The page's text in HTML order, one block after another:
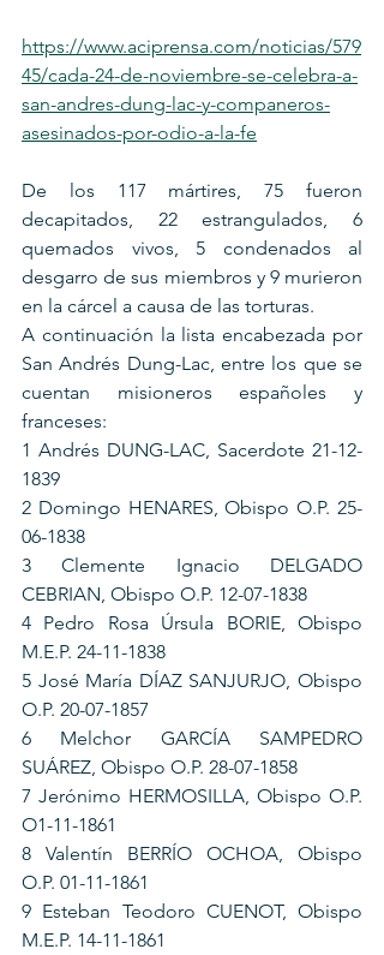
https://www.aciprensa.com/noticias/579
45/cada-24-de-noviembre-se-celebra-a-
san-andres-dung-lac-y-companeros-
asesinados-por-odio-a-la-fe
De los 117 mártires, 75 fueron
decapitados, 22 estrangulados, 6
quemados vivos, 5 condenados al
desgarro de sus miembros y 9 murieron
en la cárcel a causa de las torturas.
A continuación la lista encabezada por
San Andrés Dung-Lac, entre los que se
cuentan misioneros españoles y
franceses:
1 Andrés DUNG-LAC, Sacerdote 21-12-
1839
2 Domingo HENARES, Obispo O.P. 25-
06-1838
3 Clemente Ignacio DELGADO
CEBRIAN, Obispo O.P. 12-07-1838
4 Pedro Rosa Úrsula BORIE, Obispo
M.E.P. 24-11-1838
5 José María DÍAZ SANJURJO, Obispo
O.P. 20-07-1857
6 Melchor GARCÍA SAMPEDRO
SUÁREZ, Obispo O.P. 28-07-1858
7 Jerónimo HERMOSILLA, Obispo O.P.
O1-11-1861
8 Valentín BERRÍO OCHOA, Obispo
O.P. 01-11-1861
9 Esteban Teodoro CUENOT, Obispo
M.E.P. 14-11-1861